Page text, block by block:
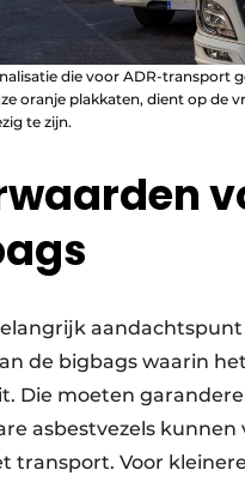
die voor ADR-transport
oranje plakkaten, dient op de
te zijn.
aandachtspunt
de bigbags waarin
Die moeten
asbestvezels kunnen
transport. Voor kleinere